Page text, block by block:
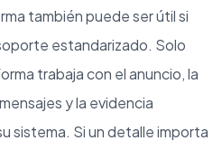
también puede ser útil si
estandarizado. Solo
trabaja con el anuncio, la
y la evidencia
sistema. Si un detalle importa